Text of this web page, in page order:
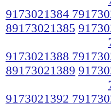
9173021384
89173021385
9173021388
89173021389
9173021392